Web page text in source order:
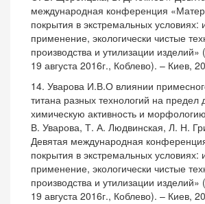
международная конференция
покрытия в экстремальных условиях:
применение, экологически чистые
производства и утилизации
19 августа 2016г., Коблево). – Киев,
14. Уварова И.В.О влиянии
титана разных технологий на предел
химическую активность и
В. Уварова, Т. А. Людвинская, Л. Н.
Девятая международная
покрытия в экстремальных условиях:
применение, экологически чистые
производства и утилизации
19 августа 2016г., Коблево). – Киев,